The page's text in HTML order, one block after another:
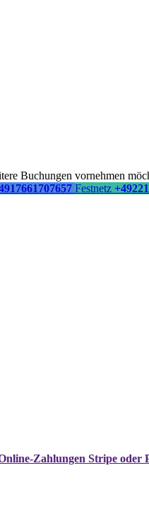
Buchungen vornehmen
Festnetz
Zahlungen Stripe oder